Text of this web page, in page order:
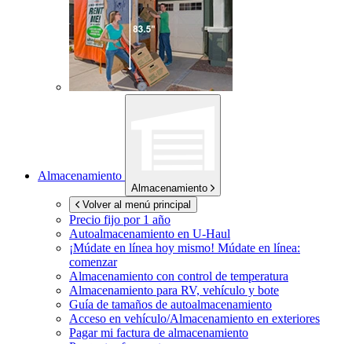
Almacenamiento
Almacenamiento
Volver al menú principal
Precio fijo por 1 año
Autoalmacenamiento en U-Haul
¡Múdate en línea hoy mismo! Múdate en línea:
comenzar
Almacenamiento con control de temperatura
Almacenamiento para RV, vehículo y bote
Guía de tamaños de autoalmacenamiento
Acceso en vehículo/Almacenamiento en exteriores
Pagar mi factura de almacenamiento